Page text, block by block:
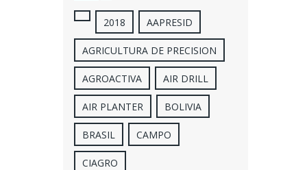
2018 AAPRESID
AGRICULTURA DE PRECISION
AGROACTIVA AIR DRILL
AIR PLANTER BOLIVIA
BRASIL CAMPO
CIAGRO